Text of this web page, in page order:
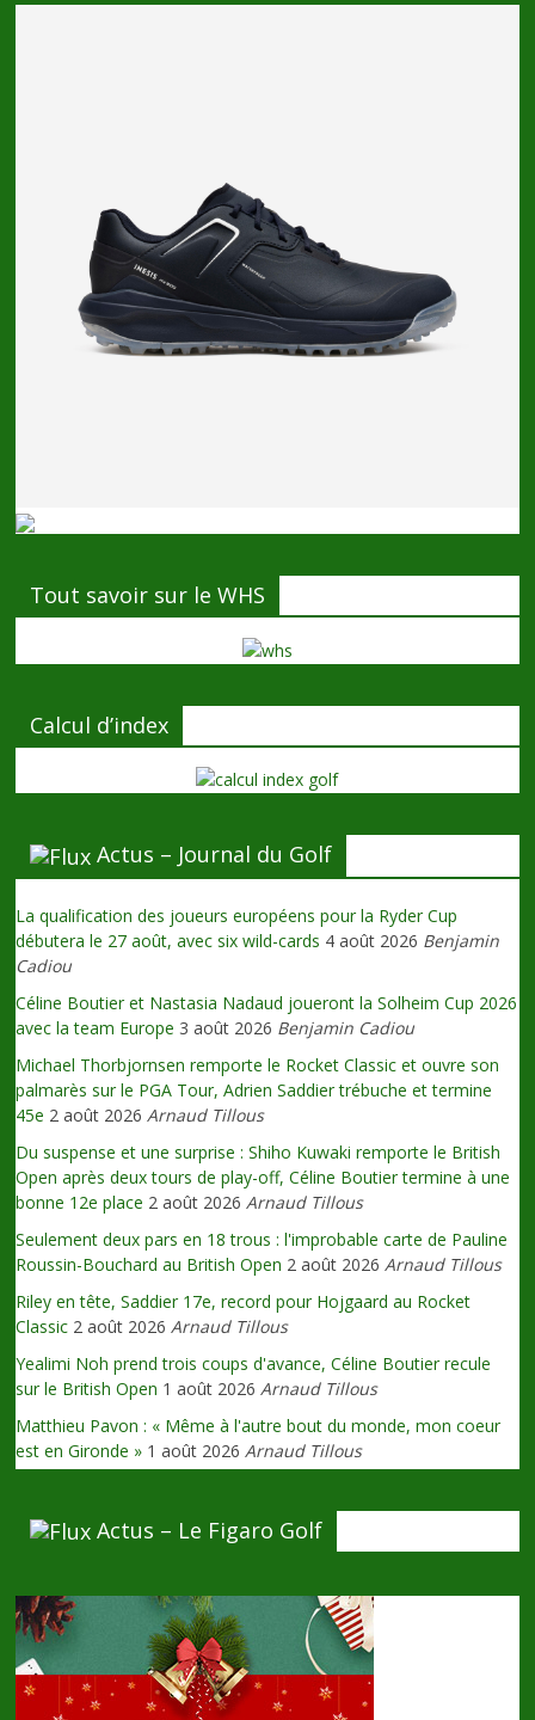
Tout savoir sur le WHS
Calcul d’index
Actus – Journal du Golf
La qualification des joueurs européens pour la Ryder Cup
débutera le 27 août, avec six wild-cards 4 août 2026 Benjamin
Cadiou
Céline Boutier et Nastasia Nadaud joueront la Solheim Cup 2026
avec la team Europe 3 août 2026 Benjamin Cadiou
Michael Thorbjornsen remporte le Rocket Classic et ouvre son
palmarès sur le PGA Tour, Adrien Saddier trébuche et termine
45e 2 août 2026 Arnaud Tillous
Du suspense et une surprise : Shiho Kuwaki remporte le British
Open après deux tours de play-off, Céline Boutier termine à une
bonne 12e place 2 août 2026 Arnaud Tillous
Seulement deux pars en 18 trous : l'improbable carte de Pauline
Roussin-Bouchard au British Open 2 août 2026 Arnaud Tillous
Riley en tête, Saddier 17e, record pour Hojgaard au Rocket
Classic 2 août 2026 Arnaud Tillous
Yealimi Noh prend trois coups d'avance, Céline Boutier recule
sur le British Open 1 août 2026 Arnaud Tillous
Matthieu Pavon : « Même à l'autre bout du monde, mon coeur
est en Gironde » 1 août 2026 Arnaud Tillous
Actus – Le Figaro Golf